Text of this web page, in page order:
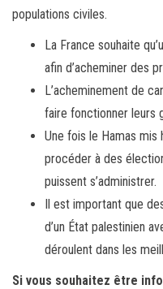
populations civiles.
La France souhaite
afin d’acheminer des
L’acheminement de
faire fonctionner leurs
Une fois le Hamas mis
procéder à des
puissent s’administrer.
Il est important que
d’un État palestinien
déroulent dans les
Si vous souhaitez être